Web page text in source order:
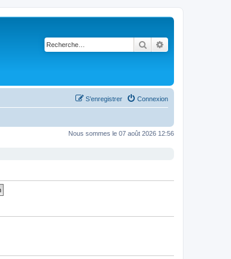
Rechercher
Connexion
S’enregistrer
Nous sommes le 07 août 2026 12:56